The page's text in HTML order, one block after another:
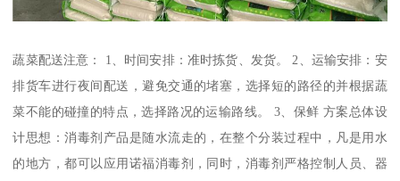
蔬菜配送注意： 1、时间安排：准时拣货、发货。 2、运输安排：安
排货车进行夜间配送，避免交通的堵塞，选择短的路径的并根据蔬
菜不能的碰撞的特点，选择路况的运输路线。 3、保鲜 方案总体设
计思想：消毒剂产品是随水流走的，在整个分装过程中，凡是用水
的地方，都可以应用诺福消毒剂，同时，消毒剂严格控制人员、器